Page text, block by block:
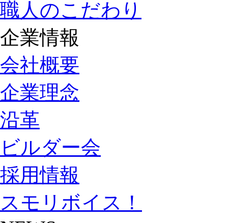
職人のこだわり
企業情報
会社概要
企業理念
沿革
ビルダー会
採用情報
スモリボイス！